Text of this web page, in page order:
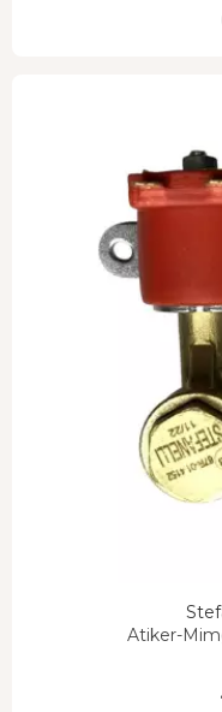
Atiker-